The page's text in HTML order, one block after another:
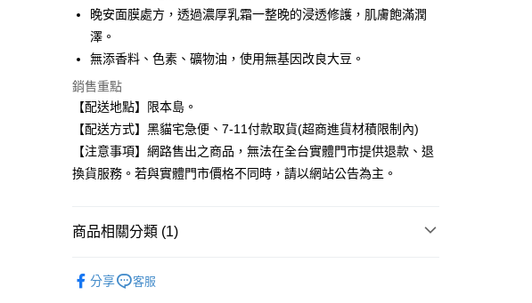
街口支付
悠遊付
全盈+PAY
大哥付你分期
相關說明
【大哥付你分期使用說明】
流程，驗證手機門號後，選擇欲分期的期數、繳款截止日，確認付款後即
完成交易。
4.訂單成立30分鐘內，如未前往確認交易或遇審核未通過，訂單將自動取
消。如遇「轉專審核」未通過狀況，表示未達大哥付你分期系統評分，恕
全家取貨付款
晚安面膜處方，透過濃厚乳霜一整晚的浸透修護，肌膚飽滿潤
澤。
無添香料、色素、礦物油，使用無基因改良大豆。
銷售重點
【配送地點】限本島。
【配送方式】黑貓宅急便、7-11付款取貨(超商進貨材積限制內)
【注意事項】網路售出之商品，無法在全台實體門市提供退款、退
換貨服務。若與實體門市價格不同時，請以網站公告為主。
商品相關分類 (1)
分享
客服